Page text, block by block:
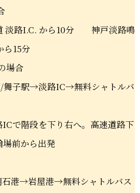
淡路I.C. から10分 神戸淡路鳴
ら15分
場合
舞子駅→淡路IC→無料シャトルバ
で階段を下り右へ。高速道路下
場前から出発
石港→岩屋港→無料シャトルバス